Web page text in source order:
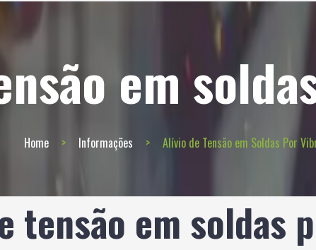
em
Home Informações Alívio de Tensão em Soldas Por
tensão em soldas